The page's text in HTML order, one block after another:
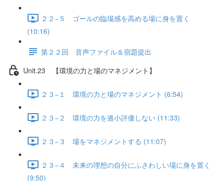
２２−５ ゴールの臨場感を高める場に身を置く
(10:16)
第２２回 音声ファイル＆宿題提出
Unit.23 【環境の力と場のマネジメント】
２３−１ 環境の力と場のマネジメント (6:54)
２３−２ 環境の力を過小評価しない (11:33)
２３−３ 場をマネジメントする (11:07)
２３−４ 未来の理想の自分にふさわしい場に身を置く
(9:50)